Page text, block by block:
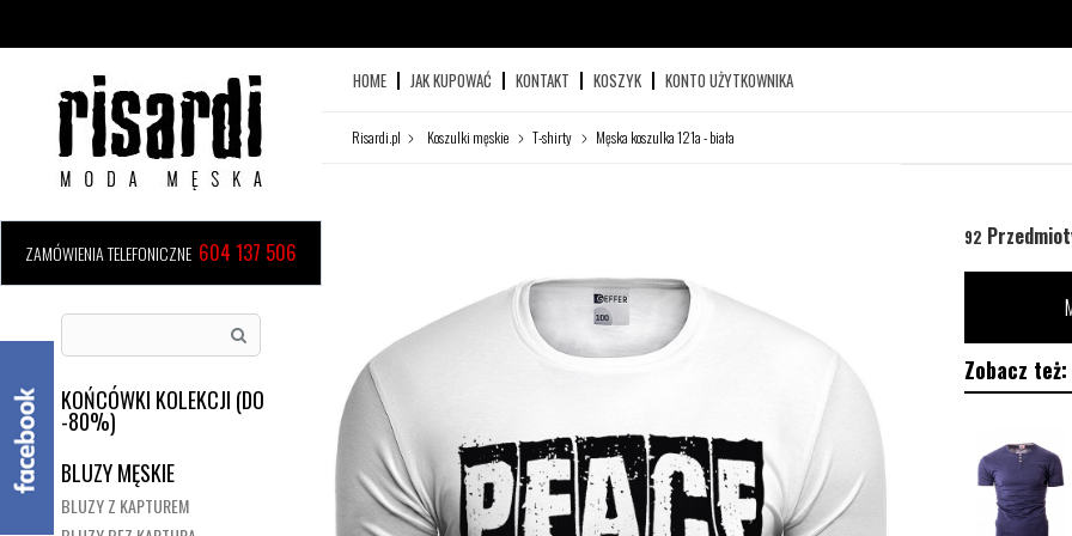
ZAMÓWIENIA TELEFONICZNE 604 137 506
KOŃCÓWKI KOLEKCJI (DO
-80%)
BLUZY MĘSKIE
BLUZY Z KAPTUREM
HOME JAK KUPOWAĆ KONTAKT KOSZYK KONTO UŻYTKOWNIKA
Risardi.pl Koszulki męskie T-shirty Męska koszulka 121a - biała
92
Zobacz też: